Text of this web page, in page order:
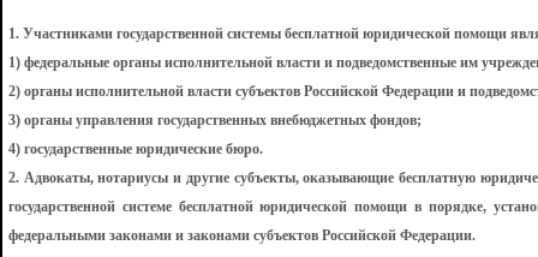
1. Участниками государственной системы бесплатной юридической помощи
1) федеральные органы исполнительной власти и подведомственные им
2) органы исполнительной власти субъектов Российской Федерации и
3) органы управления государственных внебюджетных фондов;
4) государственные юридические бюро.
2. Адвокаты, нотариусы и другие субъекты, оказывающие бесплатную
государственной системе бесплатной юридической помощи в порядке,
федеральными законами и законами субъектов Российской Федерации.